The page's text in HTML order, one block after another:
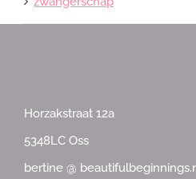
Horzakstraat 12a
5348LC Oss
bertine @